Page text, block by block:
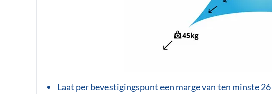
Laat per bevestigingspunt een marge van ten minste